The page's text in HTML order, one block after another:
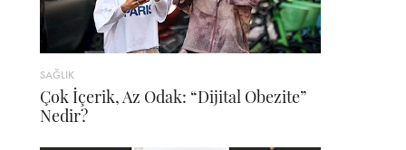
SAĞLIK
Çok İçerik, Az Odak: “Dijital Obezite”
Nedir?